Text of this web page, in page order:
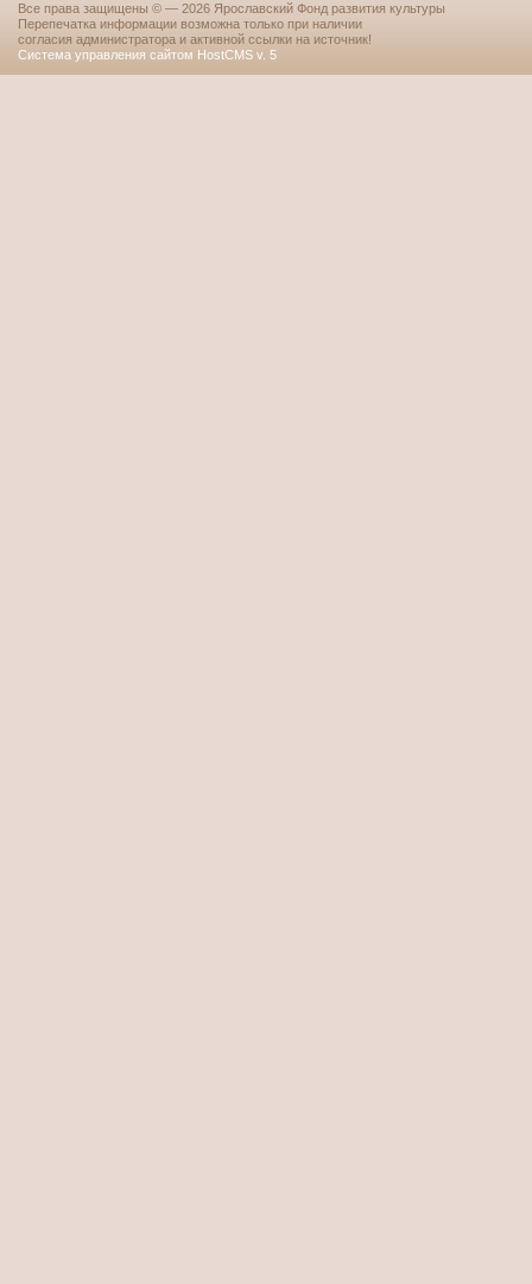
Все права защищены © — 2026 Ярославский Фонд развития культуры
Перепечатка информации возможна только при наличии
согласия администратора и активной ссылки на источник!
Система управления сайтом HostCMS v. 5